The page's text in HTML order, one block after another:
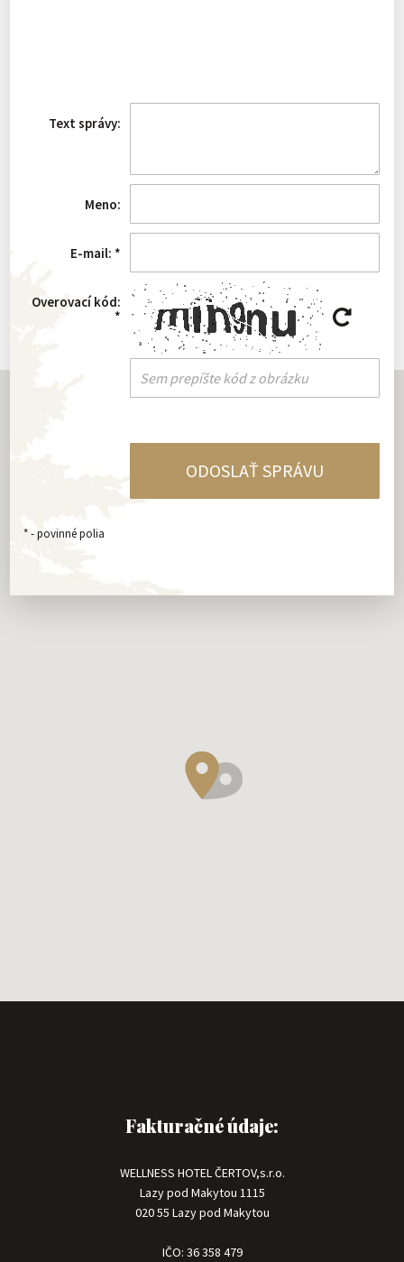
Text správy:
Meno:
E-mail: *
Overovací kód:
*
*- povinné polia
Fakturačné údaje:
WELLNESS HOTEL ČERTOV,s.r.o.
Lazy pod Makytou 1115
020 55 Lazy pod Makytou
IČO: 36 358 479